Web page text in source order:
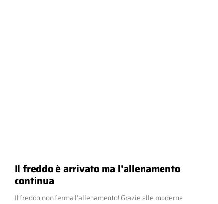
Il freddo è arrivato ma l’allenamento
continua
Il freddo non ferma l’allenamento! Grazie alle moderne